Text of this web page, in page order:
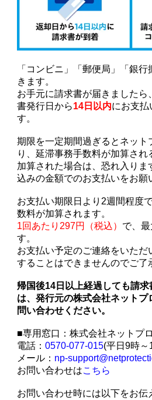
「コンビニ」「郵便局」「銀
きます。
お手元に請求書が届きましたら
書発行日から14日以内にお支払
す。
期限を一定期間過ぎるとネット
り、延滞事務手数料が加算され
加算された場合は、恐れ入りま
込みの金額でのお支払いをお願
お支払い期限日より2週間程度
数料が加算されます。
1回あたり297円（税込） で、
す。
お支払い予定のご連絡をいただ
することはできませんのでご了
帰国後14日以上経過しても請
は、発行元の株式会社ネットプ
問い合わせください。
■専用窓口：株式会社ネットプ
電話： 0570-077-015(平日9時～
メール： np-
お問い合わせはこちら
お問い合わせ時には以下をお伝